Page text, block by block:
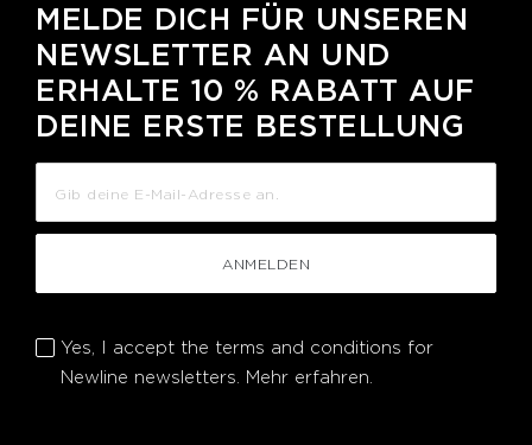
MELDE DICH FÜR UNSEREN
NEWSLETTER AN UND
ERHALTE 10 % RABATT AUF
DEINE ERSTE BESTELLUNG
ANMELDEN
Yes, I accept the terms and conditions for
Newline newsletters. Mehr erfahren.